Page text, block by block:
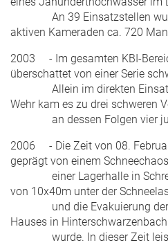
An 39 Einsatzstellen
aktiven Kameraden ca. 720
2003 - Im gesamten KBI-
überschattet von einer Serie
Allein im direkten
Wehr kam es zu drei schweren
an dessen Folgen vier
2006 - Die Zeit von 08.
geprägt von einem
einer Lagerhalle in
von 10x40m unter der
und die Evakuierung der
Hauses in
wurde. In dieser Zeit